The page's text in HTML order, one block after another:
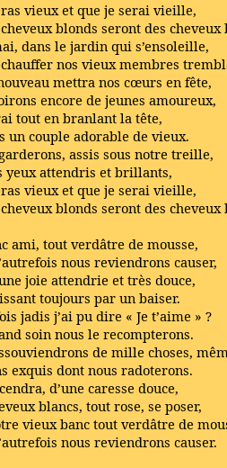
vieux et que je serai vieille,
blonds seront des cheveux
dans le jardin qui s’ensoleille,
nos vieux membres
mettra nos cœurs en fête,
encore de jeunes amoureux,
tout en branlant la tête,
un couple adorable de vieux.
assis sous notre treille,
yeux attendris et brillants,
vieux et que je serai vieille,
blonds seront des cheveux
ami, tout verdâtre de mousse,
nous reviendrons causer,
joie attendrie et très douce,
toujours par un baiser.
jadis j’ai pu dire « Je t’aime » ?
soin nous le recompterons.
de mille choses,
exquis dont nous radoterons.
d’une caresse douce,
blancs, tout rose, se poser,
vieux banc tout verdâtre de
nous reviendrons causer.